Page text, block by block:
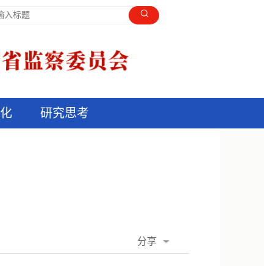
研究思考
分享